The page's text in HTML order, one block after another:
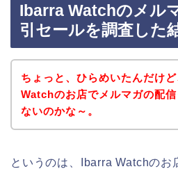
Ibarra Watchのメル
引セールを調査した
ちょっと、ひらめいたんだけ
Watchのお店でメルマガの配
ないのかな～。
というのは、Ibarra Watchのお